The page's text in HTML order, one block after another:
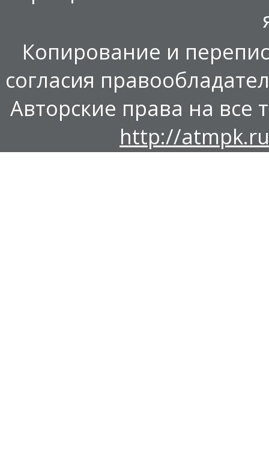
Копирование и
согласия
Авторские права на все
http://